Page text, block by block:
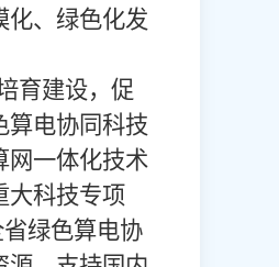
化、绿色化发
育建设，促
算电协同科技
网一体化技术
大科技专项
绿色算电协